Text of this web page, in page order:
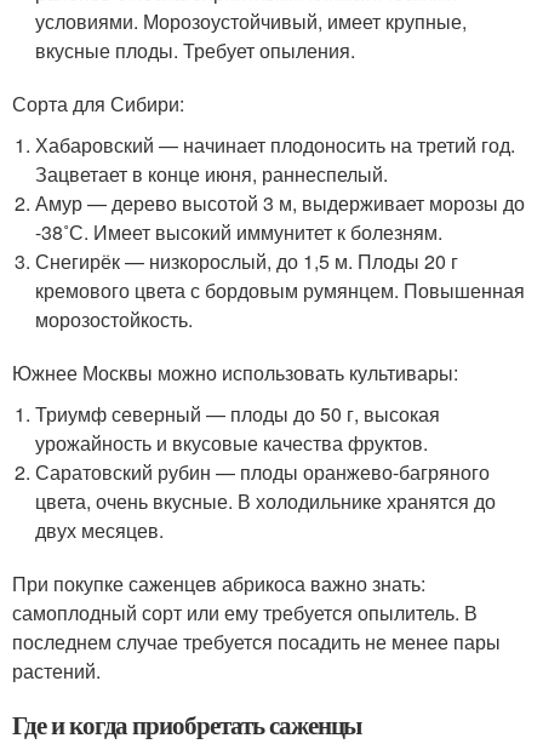
условиями. Морозоустойчивый, имеет крупные,
вкусные плоды. Требует опыления.
Сорта для Сибири:
Хабаровский — начинает плодоносить на третий год.
Зацветает в конце июня, раннеспелый.
Амур — дерево высотой 3 м, выдерживает морозы до
-38˚С. Имеет высокий иммунитет к болезням.
Снегирёк — низкорослый, до 1,5 м. Плоды 20 г
кремового цвета с бордовым румянцем. Повышенная
морозостойкость.
Южнее Москвы можно использовать культивары:
Триумф северный — плоды до 50 г, высокая
урожайность и вкусовые качества фруктов.
Саратовский рубин — плоды оранжево-багряного
цвета, очень вкусные. В холодильнике хранятся до
двух месяцев.
При покупке саженцев абрикоса важно знать:
самоплодный сорт или ему требуется опылитель. В
последнем случае требуется посадить не менее пары
растений.
Где и когда приобретать саженцы